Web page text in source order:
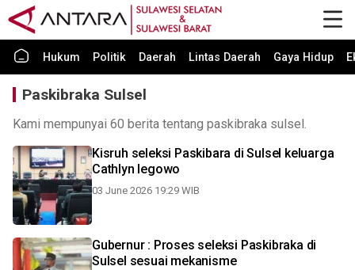
Hukum Politik Daerah Lintas Daerah Gaya Hidup
Paskibraka Sulsel
Kami mempunyai 60 berita tentang paskibraka sulsel.
Kisruh seleksi Paskibara di Sulsel keluarga
Cathlyn legowo
03 June 2026 19:29 WIB
Gubernur : Proses seleksi Paskibraka di
Sulsel sesuai mekanisme